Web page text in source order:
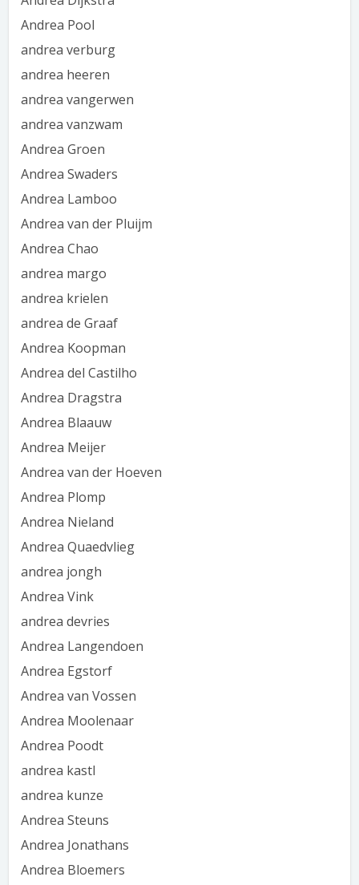
Andrea Pool
andrea verburg
andrea heeren
andrea vangerwen
andrea vanzwam
Andrea Groen
Andrea Swaders
Andrea Lamboo
Andrea van der Pluijm
Andrea Chao
andrea margo
andrea krielen
andrea de Graaf
Andrea Koopman
Andrea del Castilho
Andrea Dragstra
Andrea Blaauw
Andrea Meijer
Andrea van der Hoeven
Andrea Plomp
Andrea Nieland
Andrea Quaedvlieg
andrea jongh
Andrea Vink
andrea devries
Andrea Langendoen
Andrea Egstorf
Andrea van Vossen
Andrea Moolenaar
Andrea Poodt
andrea kastl
andrea kunze
Andrea Steuns
Andrea Jonathans
Andrea Bloemers